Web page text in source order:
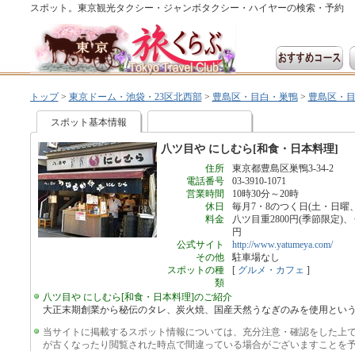
スポット。東京観光タクシー・ジャンボタクシー・ハイヤーの検索・予約
トップ> 東京ドーム・池袋・23区北西部> 豊島区・目白・巣鴨> 豊島区・
八ツ目や にしむら[和食・日本料理]
スポット基本情報
八ツ目や にしむら[和食・日本料理]
住所
東京都豊島区巣鴨3-34-2
電話番号
03-3910-1071
営業時間
10時30分～20時
休日
毎月7・8のつく日(土・日曜
料金
八ツ目重2800円(季節限定)
円
公式サイト
http://www.yatumeya.com/
その他
駐車場なし
スポットの種
類
[ グルメ・カフェ ]
八ツ目や にしむら[和食・日本料理]のご紹介
大正末期創業から秘伝のタレ、炭火焼、国産天然うなぎのみを使用とい
当サイトに掲載するスポット情報については、充分注意・確認をした上
が古くなったり閲覧された時点で間違っている場合がございますことを